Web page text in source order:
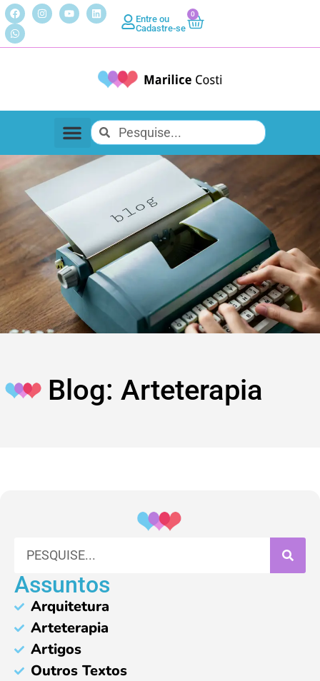
Entre ou
Cadastre-se
0
Blog: Arteterapia
Assuntos
Arquitetura
Arteterapia
Artigos
Outros Textos